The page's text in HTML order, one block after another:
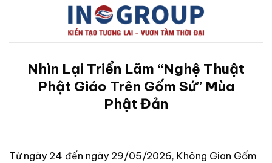
Nhìn Lại Triển Lãm “Nghệ Thuật
Phật Giáo Trên Gốm Sứ” Mùa
Phật Đản
Từ ngày 24 đến ngày 29/05/2026, Không Gian Gốm